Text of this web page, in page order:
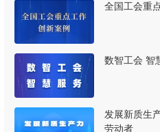
全国工会重
数智工会 智
发展新质生
劳动者